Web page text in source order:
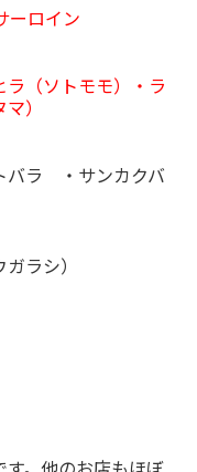
ロイン
（ソトモモ）・ラ
）
ラ ・サンカクバ
ラシ）